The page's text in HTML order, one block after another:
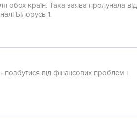
обох країн. Така заява пролунала від
Білорусь 1.
від фінансових проблем і